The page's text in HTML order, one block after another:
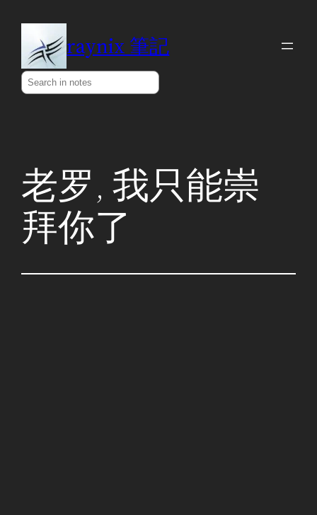
content
raynix 筆記
Search
老罗, 我只能崇
拜你了